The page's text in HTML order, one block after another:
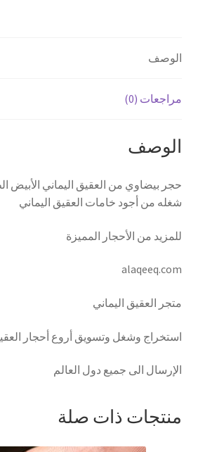
e
الوصف
مراجعات (0)
الوصف
حجر بيضاوي من العقيق اليماني الأبيض
شغله من أجود خامات العقيق اليماني
للمزيد من الأحجار المميزة
alaqeeq.com
متجر العقيق اليماني
استخراج وشغل وتسويق أروع أحجار
الإرسال الى جميع دول العالم
منتجات ذات صلة